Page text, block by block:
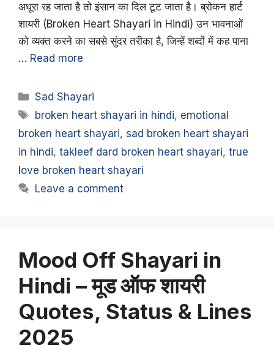
अधूरा रह जाता है तो इंसान का दिल टूट जाता है। ब्रोकन हार्ट
शायरी (Broken Heart Shayari in Hindi) उन भावनाओं
को व्यक्त करने का सबसे सुंदर तरीका है, जिन्हें शब्दों में कह पाना
… Read more
Categories
Sad Shayari
Tags
broken heart shayari in hindi, emotional
broken heart shayari, sad broken heart shayari
in hindi, takleef dard broken heart shayari, true
love broken heart shayari
Leave a comment
Mood Off Shayari in
Hindi – मूड ऑफ शायरी
Quotes, Status & Lines
2025